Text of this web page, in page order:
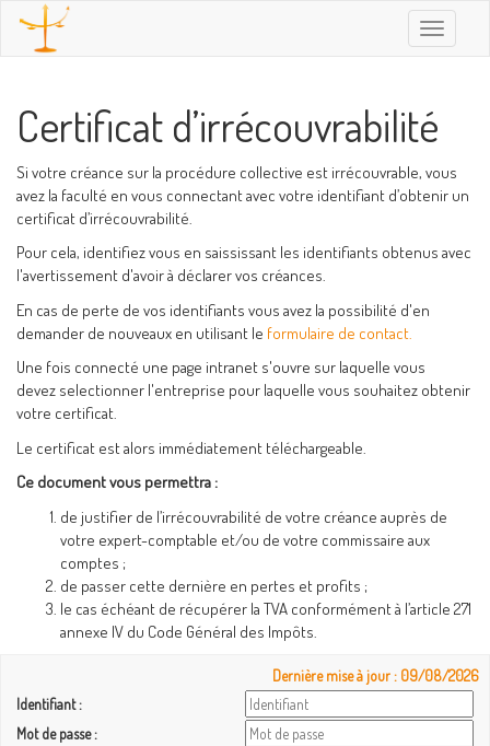
Toggle
Certificat d’irrécouvrabilité
Si votre créance sur la procédure collective est irrécouvrable, vous
avez la faculté en vous connectant avec votre identifiant d’obtenir un
certificat d’irrécouvrabilité.
Pour cela, identifiez vous en saississant les identifiants obtenus avec
l'avertissement d'avoir à déclarer vos créances.
En cas de perte de vos identifiants vous avez la possibilité d'en
demander de nouveaux en utilisant le formulaire de contact.
Une fois connecté une page intranet s'ouvre sur laquelle vous
devez selectionner l'entreprise pour laquelle vous souhaitez obtenir
votre certificat.
Le certificat est alors immédiatement téléchargeable.
Ce document vous permettra :
de justifier de l’irrécouvrabilité de votre créance auprès de
votre expert-comptable et/ou de votre commissaire aux
comptes ;
de passer cette dernière en pertes et profits ;
le cas échéant de récupérer la TVA conformément à l’article 271
annexe IV du Code Général des Impôts.
Dernière mise à jour : 09/08/2026
Identifiant :
Mot de passe :